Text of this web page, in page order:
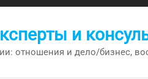
и
отношения и дело/бизнес,